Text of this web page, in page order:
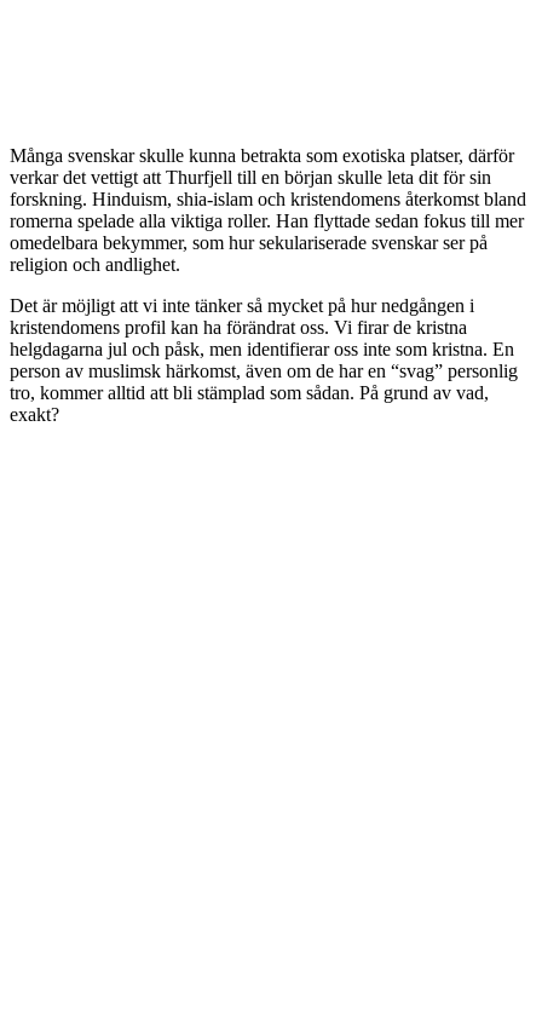
Många svenskar skulle kunna betrakta som exotiska platser, därför
verkar det vettigt att Thurfjell till en början skulle leta dit för sin
forskning. Hinduism, shia-islam och kristendomens återkomst bland
romerna spelade alla viktiga roller. Han flyttade sedan fokus till mer
omedelbara bekymmer, som hur sekulariserade svenskar ser på
religion och andlighet.
Det är möjligt att vi inte tänker så mycket på hur nedgången i
kristendomens profil kan ha förändrat oss. Vi firar de kristna
helgdagarna jul och påsk, men identifierar oss inte som kristna. En
person av muslimsk härkomst, även om de har en “svag” personlig
tro, kommer alltid att bli stämplad som sådan. På grund av vad,
exakt?